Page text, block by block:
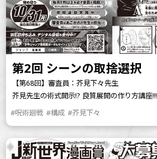
第2回 シーンの取捨選択
【第68回】審査員：芥見下々先生
芥見先生の術式開示!? 良質展開の作り方講座!!!
#呪術廻戦 #構成 #芥見下々